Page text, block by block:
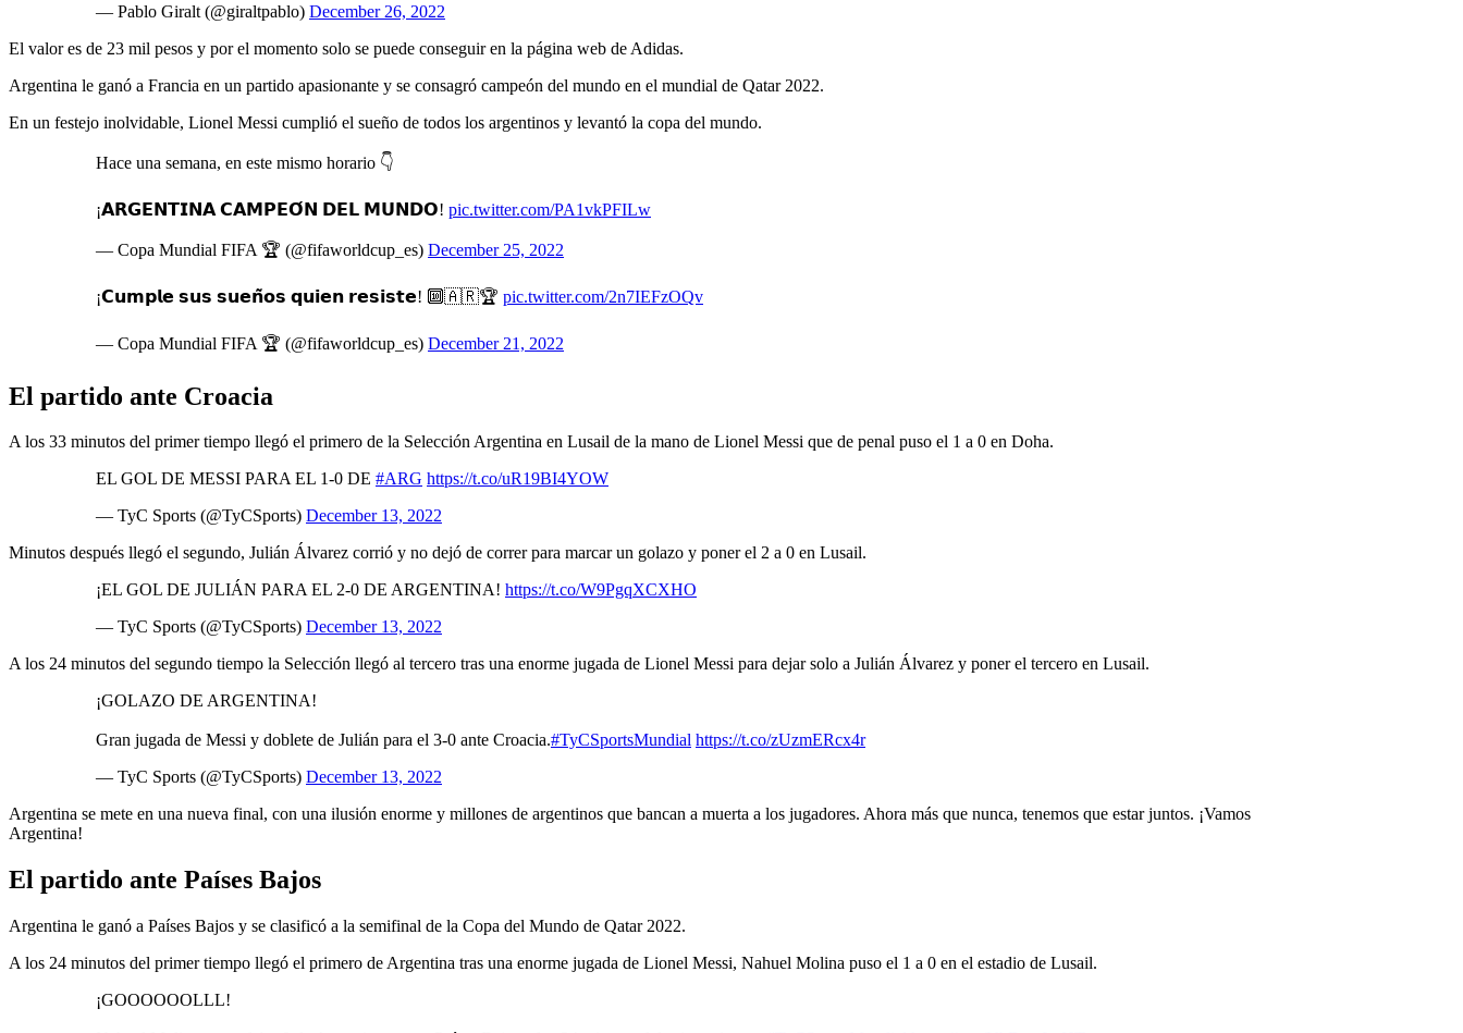
— Pablo Giralt (@giraltpablo) December 26, 2022
El valor es de 23 mil pesos y por el momento solo se puede conseguir en la página web de Adidas.
Argentina le ganó a Francia en un partido apasionante y se consagró campeón del mundo en el mundial de Qatar 2022.
En un festejo inolvidable, Lionel Messi cumplió el sueño de todos los argentinos y levantó la copa del mundo.
Hace una semana, en este mismo horario 👇
¡𝗔𝗥𝗚𝗘𝗡𝗧𝗜𝗡𝗔 𝗖𝗔𝗠𝗣𝗘𝗢́𝗡 𝗗𝗘𝗟 𝗠𝗨𝗡𝗗𝗢! pic.twitter.com/PA1vkPFILw
— Copa Mundial FIFA 🏆 (@fifaworldcup_es) December 25, 2022
¡𝗖𝘂𝗺𝗽𝗹𝗲 𝘀𝘂𝘀 𝘀𝘂𝗲𝗻̃𝗼𝘀 𝗾𝘂𝗶𝗲𝗻 𝗿𝗲𝘀𝗶𝘀𝘁𝗲! 🔟🇦🇷🏆 pic.twitter.com/2n7IEFzOQv
— Copa Mundial FIFA 🏆 (@fifaworldcup_es) December 21, 2022
El partido ante Croacia
A los 33 minutos del primer tiempo llegó el primero de la Selección Argentina en Lusail de la mano de Lionel Messi que de penal puso el 1 a 0 en Doha.
EL GOL DE MESSI PARA EL 1-0 DE #ARG https://t.co/uR19BI4YOW
— TyC Sports (@TyCSports) December 13, 2022
Minutos después llegó el segundo, Julián Álvarez corrió y no dejó de correr para marcar un golazo y poner el 2 a 0 en Lusail.
¡EL GOL DE JULIÁN PARA EL 2-0 DE ARGENTINA! https://t.co/W9PgqXCXHO
— TyC Sports (@TyCSports) December 13, 2022
A los 24 minutos del segundo tiempo la Selección llegó al tercero tras una enorme jugada de Lionel Messi para dejar solo a Julián Álvarez y poner el tercero en Lusail.
¡GOLAZO DE ARGENTINA!
Gran jugada de Messi y doblete de Julián para el 3-0 ante Croacia.#TyCSportsMundial https://t.co/zUzmERcx4r
— TyC Sports (@TyCSports) December 13, 2022
Argentina se mete en una nueva final, con una ilusión enorme y millones de argentinos que bancan a muerta a los jugadores. Ahora más que nunca, tenemos que estar juntos. ¡Vamos
Argentina!
El partido ante Países Bajos
Argentina le ganó a Países Bajos y se clasificó a la semifinal de la Copa del Mundo de Qatar 2022.
A los 24 minutos del primer tiempo llegó el primero de Argentina tras una enorme jugada de Lionel Messi, Nahuel Molina puso el 1 a 0 en el estadio de Lusail.
¡GOOOOOOLLL!